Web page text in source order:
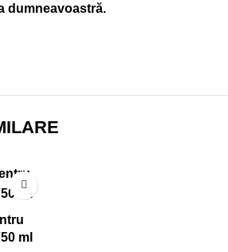
dumneavoastră.
ml